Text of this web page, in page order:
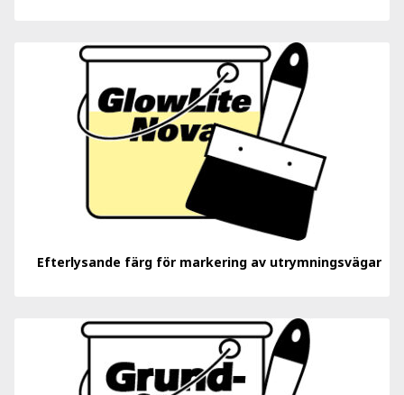
Efterlysande färg för markering av utrymningsvägar